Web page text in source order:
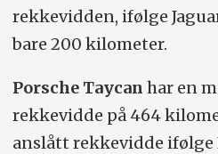
rekkevidden, ifølge
bare 200 kilometer.
Porsche Taycan har en
rekkevidde på 464
anslått rekkevidde ifølge